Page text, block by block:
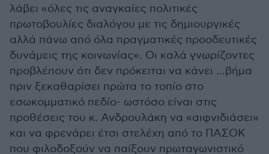
λάβει «όλες τις αναγκαίες πολιτικές
πρωτοβουλίες διαλόγου με τις δημιουργικές
αλλά πάνω από όλα πραγματικές προοδευτικές
δυνάμεις της κοινωνίας». Οι καλά γνωρίζοντες
προβλέπουν ότι δεν πρόκειται να κάνει …βήμα
πριν ξεκαθαρίσει πρώτα το τοπίο στο
εσωκομματικό πεδίο- ωστόσο είναι στις
προθέσεις του κ. Ανδρουλάκη να «αιφνιδιάσει»
και να φρενάρει έτσι στελέχη από το ΠΑΣΟΚ
που φιλοδοξούν να παίξουν πρωταγωνιστικό